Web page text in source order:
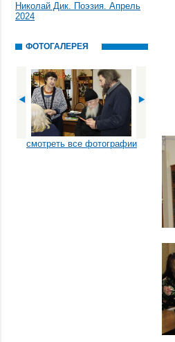
Николай Дик. Поэзия. Апрель
2024
ФОТОГАЛЕРЕЯ
смотреть все фотографии